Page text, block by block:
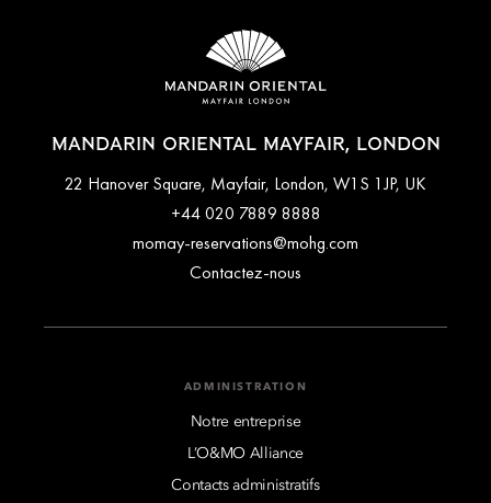
MANDARIN ORIENTAL MAYFAIR, LONDON
22 Hanover Square, Mayfair, London, W1S 1JP, UK
+44 020 7889 8888
momay-reservations@mohg.com
Contactez-nous
ADMINISTRATION
Notre entreprise
L’O&MO Alliance
Contacts administratifs